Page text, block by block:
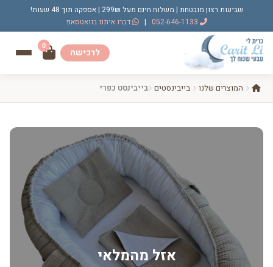
שביעות רצון מובטחת | משלוח חינם מעל 299₪ | אספקה תוך 48 שעות!
| דברו איתנו בוואטסאפ
לרכישה
0
המוצרים שלנו בייבינסטים בייבינסט כפרי
אזל מהמלאי